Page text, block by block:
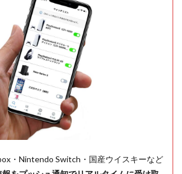
・Nintendo Switch・国産ウイスキーなど